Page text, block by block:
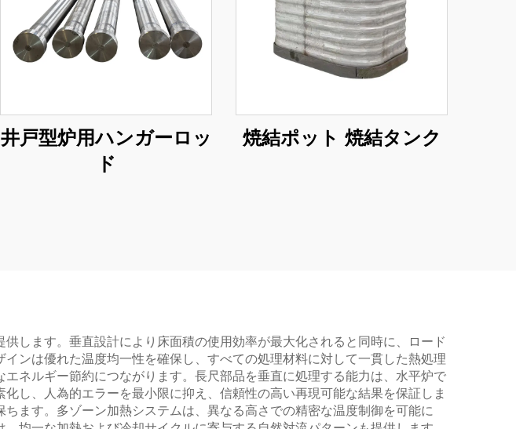
井戸型炉用ハンガーロッ
ド
焼結ポット 焼結タンク
します。垂直設計により床面積の使用効率が最大化されると同時に、ロード
ンは優れた温度均一性を確保し、すべての処理材料に対して一貫した熱処理
ネルギー節約につながります。長尺部品を垂直に処理する能力は、水平炉で
し、人為的エラーを最小限に抑え、信頼性の高い再現可能な結果を保証しま
ます。多ゾーン加熱システムは、異なる高さでの精密な温度制御を可能に